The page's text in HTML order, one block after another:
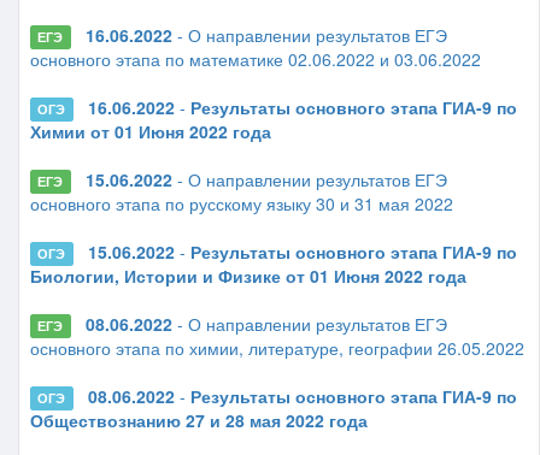
ЕГЭ 16.06.2022- О направлении результатов ЕГЭ
основного этапа по математике 02.06.2022 и 03.06.2022
ОГЭ 16.06.2022- Результаты основного этапа ГИА-9 по
Химии от 01 Июня 2022 года
ЕГЭ 15.06.2022- О направлении результатов ЕГЭ
основного этапа по русскому языку 30 и 31 мая 2022
ОГЭ 15.06.2022- Результаты основного этапа ГИА-9 по
Биологии, Истории и Физике от 01 Июня 2022 года
ЕГЭ 08.06.2022- О направлении результатов ЕГЭ
основного этапа по химии, литературе, географии 26.05.2022
ОГЭ 08.06.2022- Результаты основного этапа ГИА-9 по
Обществознанию 27 и 28 мая 2022 года